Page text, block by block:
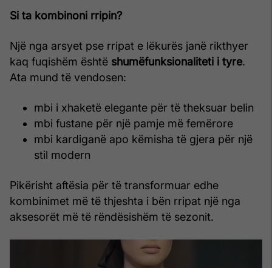
Si ta kombinoni rripin?
Një nga arsyet pse rripat e lëkurës janë rikthyer
kaq fuqishëm është shumëfunksionaliteti i tyre.
Ata mund të vendosen:
mbi i xhaketë elegante për të theksuar belin
mbi fustane për një pamje më femërore
mbi kardiganë apo këmisha të gjera për një
stil modern
Pikërisht aftësia për të transformuar edhe
kombinimet më të thjeshta i bën rripat një nga
aksesorët më të rëndësishëm të sezonit.